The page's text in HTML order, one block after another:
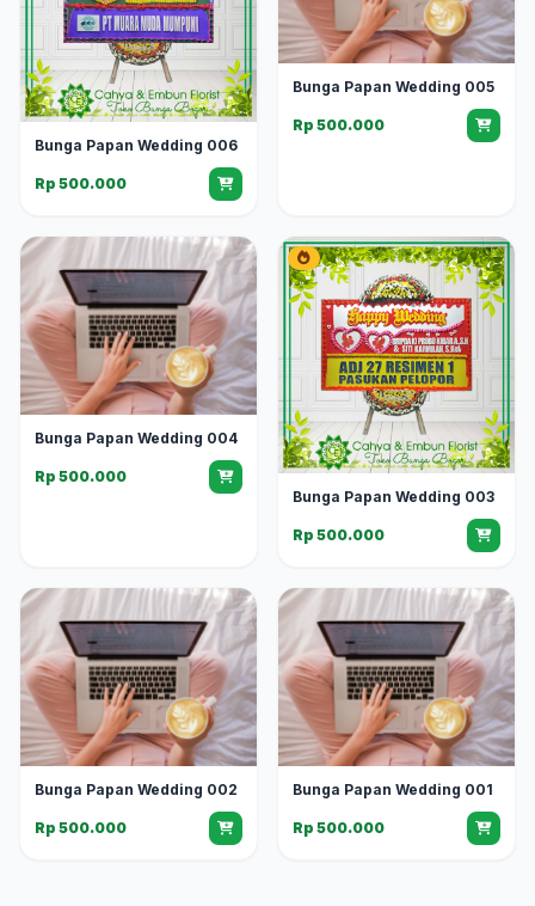
Bunga Papan Wedding 006
Rp 500.000
Bunga Papan Wedding 005
Rp 500.000
Bunga Papan Wedding 004
Rp 500.000
Bunga Papan Wedding 003
Rp 500.000
Bunga Papan Wedding 002
Rp 500.000
Bunga Papan Wedding 001
Rp 500.000